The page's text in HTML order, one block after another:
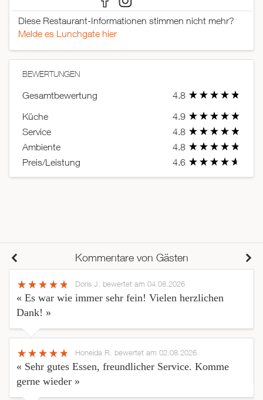
Diese Restaurant-Informationen stimmen nicht mehr?
Melde es Lunchgate hier
BEWERTUNGEN
Gesamtbewertung
4.8
Küche
4.9
Service
4.8
Ambiente
4.8
Preis/Leistung
4.6
Kommentare von Gästen
Doris J. bewertet am 04.08.2026
« Es war wie immer sehr fein! Vielen herzlichen
Dank! »
Honeida R. bewertet am 02.08.2026
« Sehr gutes Essen, freundlicher Service. Komme
gerne wieder »